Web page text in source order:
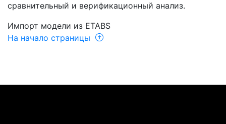
сравнительный и верификационный анализ.
Импорт модели из ETABS
На начало страницы